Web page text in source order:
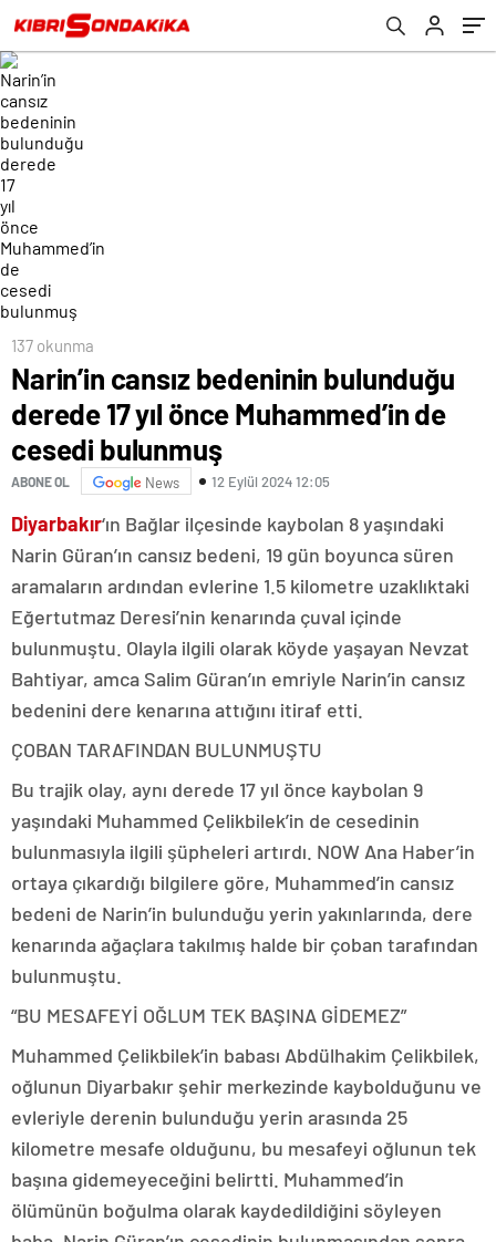
bulunmuş
137 okunma
Narin’in cansız bedeninin bulunduğu
derede 17 yıl önce Muhammed’in de
cesedi bulunmuş
ABONE OL News 12 Eylül 2024 12:05
Diyarbakır‘ın Bağlar ilçesinde kaybolan 8 yaşındaki
Narin Güran’ın cansız bedeni, 19 gün boyunca süren
aramaların ardından evlerine 1.5 kilometre uzaklıktaki
Eğertutmaz Deresi’nin kenarında çuval içinde
bulunmuştu. Olayla ilgili olarak köyde yaşayan Nevzat
Bahtiyar, amca Salim Güran’ın emriyle Narin’in cansız
bedenini dere kenarına attığını itiraf etti.
ÇOBAN TARAFINDAN BULUNMUŞTU
Bu trajik olay, aynı derede 17 yıl önce kaybolan 9
yaşındaki Muhammed Çelikbilek’in de cesedinin
bulunmasıyla ilgili şüpheleri artırdı. NOW Ana Haber’in
ortaya çıkardığı bilgilere göre, Muhammed’in cansız
bedeni de Narin’in bulunduğu yerin yakınlarında, dere
kenarında ağaçlara takılmış halde bir çoban tarafından
bulunmuştu.
“BU MESAFEYİ OĞLUM TEK BAŞINA GİDEMEZ”
Muhammed Çelikbilek’in babası Abdülhakim Çelikbilek,
oğlunun Diyarbakır şehir merkezinde kaybolduğunu ve
evleriyle derenin bulunduğu yerin arasında 25
kilometre mesafe olduğunu, bu mesafeyi oğlunun tek
başına gidemeyeceğini belirtti. Muhammed’in
ölümünün boğulma olarak kaydedildiğini söyleyen